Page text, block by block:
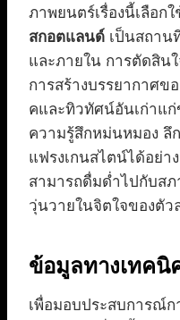
ภาพยนตร์เรื่องนี้เลือกใ
สกอตแลนด์ เป็นสถาน
และภายใน การตัดสิน
การสร้างบรรยากาศข
คและทิวทัศน์อันเก่าแก่
ความรู้สึกหม่นหมอง ลึ
แฟรงเกนสไตน์ได้อย่
สามารถดื่มด่ำไปกับส
วุ่นวายในจิตใจของตัว
ข้อมูลทางเทคนิ
เพื่อมอบประสบการณ์ก